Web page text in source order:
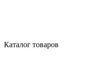
Каталог товаров